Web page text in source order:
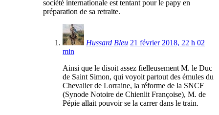
société internationale est tentant pour le papy en
préparation de sa retraite.
Hussard Bleu 21 février 2018, 22 h 02
min
Ainsi que le disoit assez fielleusement M. le Duc
de Saint Simon, qui voyoit partout des émules du
Chevalier de Lorraine, la réforme de la SNCF
(Synode Notoire de Chienlit Françoise), M. de
Pépie allait pouvoir se la carrer dans le train.